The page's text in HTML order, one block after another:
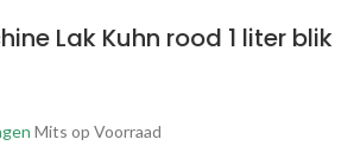
Lak Kuhn rood 1 liter blik
Mits op Voorraad